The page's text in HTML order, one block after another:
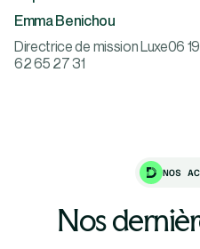
Emma Benichou
Directrice de mission Luxe06
62 65 27 31
NOS
Nos